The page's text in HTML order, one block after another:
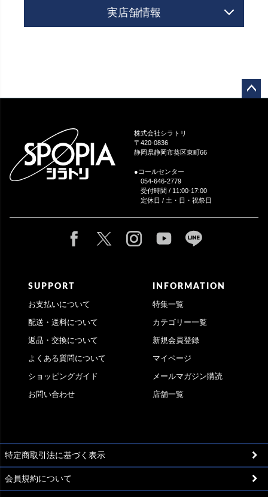
実店舗情報
株式会社シラトリ
〒420-0836
静岡県静岡市葵区東町66
●コールセンター
054-646-2779
受付時間 / 11:00-17:00
定休日 / 土・日・祝祭日
SUPPORT
お支払いについて
配送・送料について
返品・交換について
よくある質問について
ショッピングガイド
お問い合わせ
INFORMATION
特集一覧
カテゴリー一覧
新規会員登録
マイページ
メールマガジン購読
店舗一覧
特定商取引法に基づく表示
会員規約について